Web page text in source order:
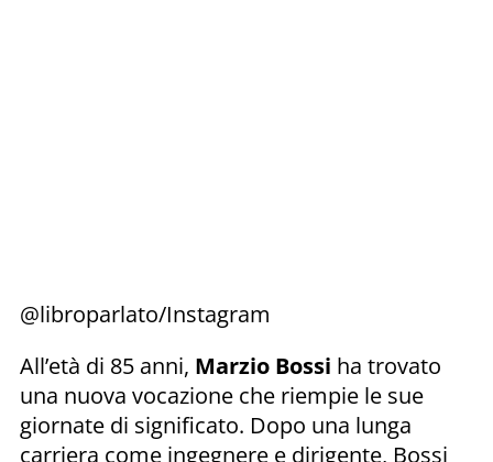
@libroparlato/Instagram
All’età di 85 anni, Marzio Bossi ha trovato
una nuova vocazione che riempie le sue
giornate di significato. Dopo una lunga
carriera come ingegnere e dirigente, Bossi